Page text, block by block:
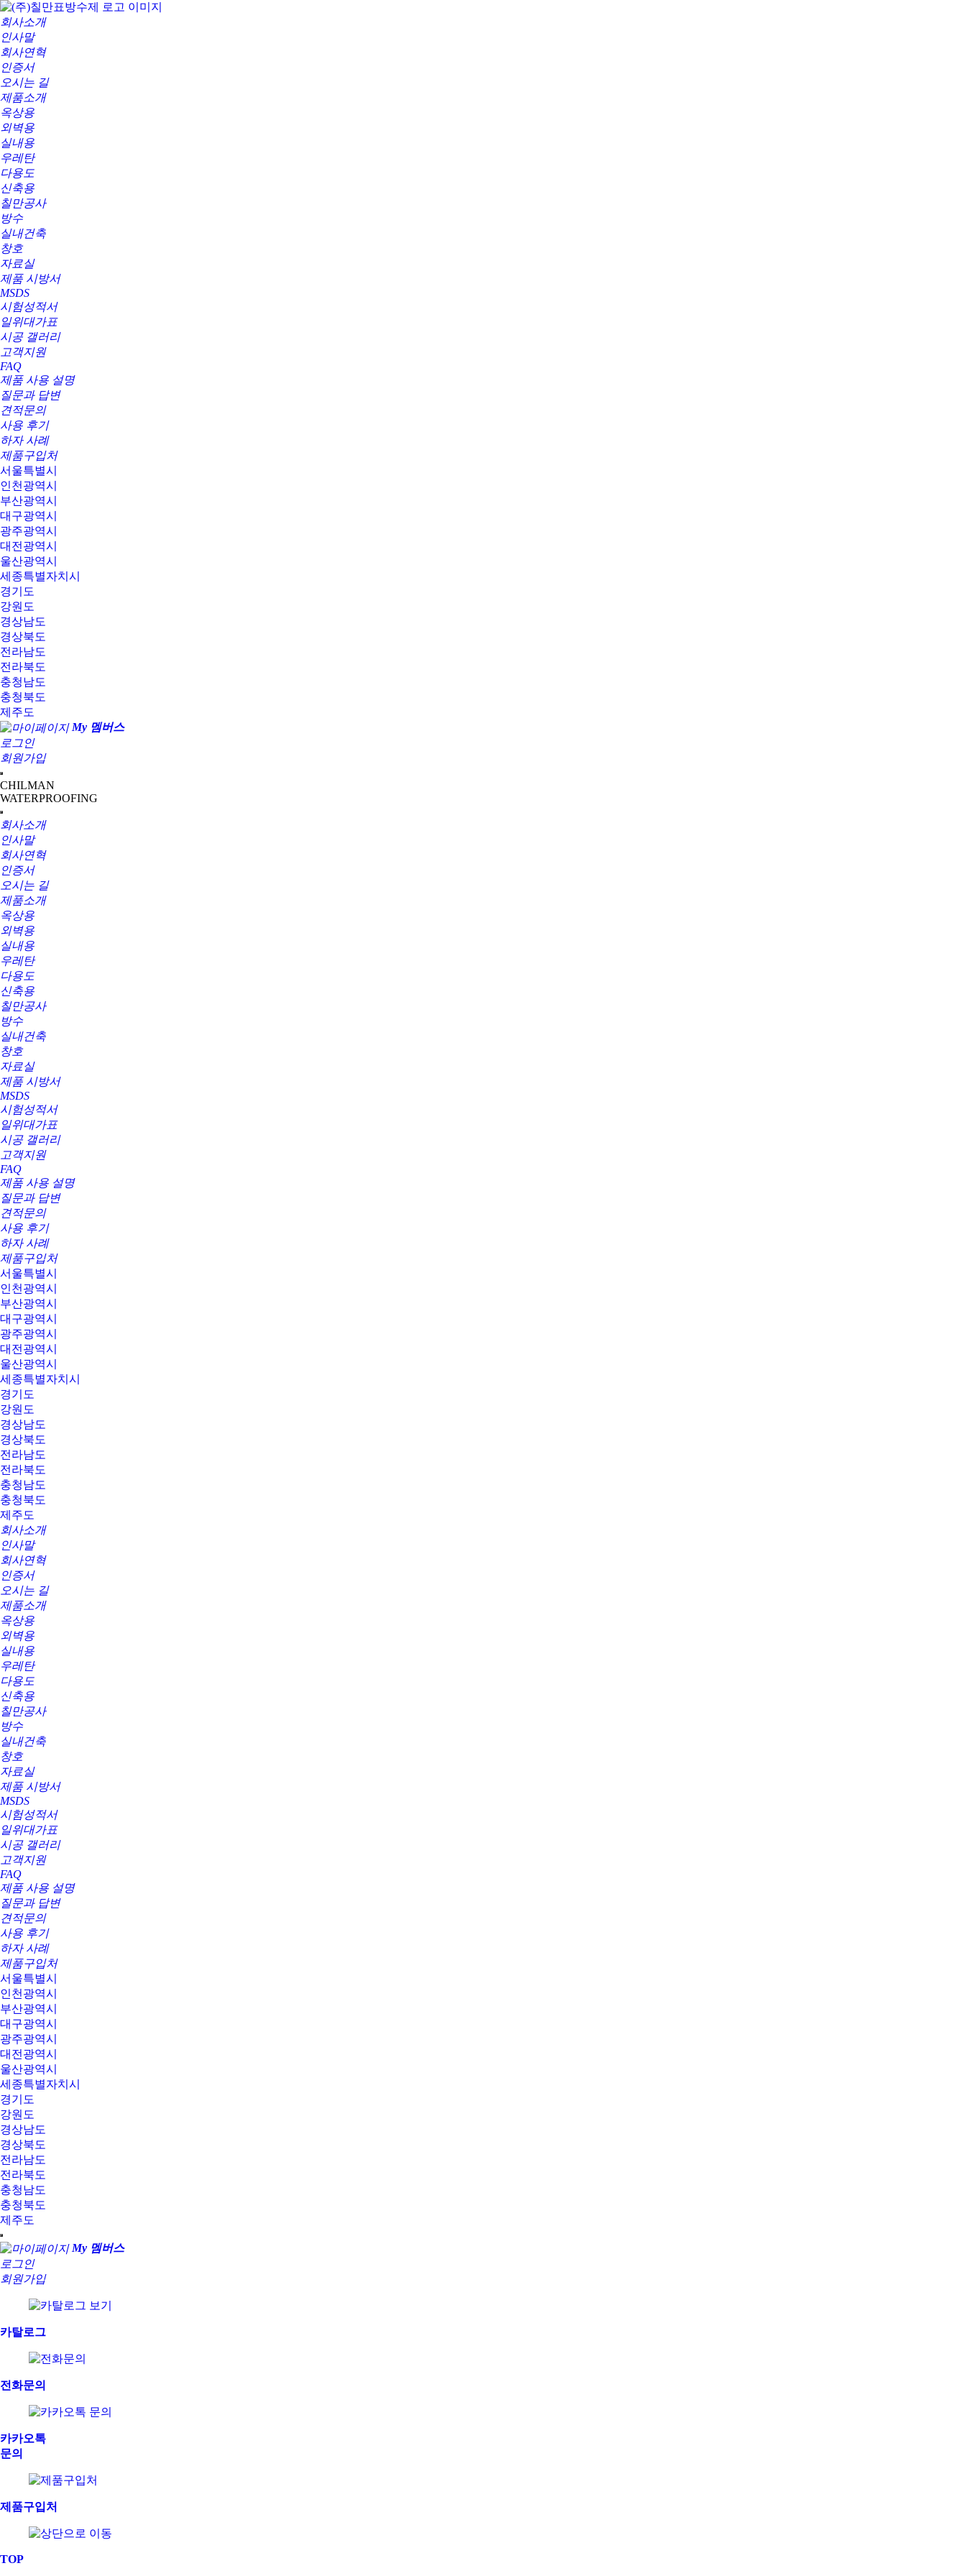
회사소개
인사말
회사연혁
인증서
오시는 길
제품소개
옥상용
외벽용
실내용
우레탄
다용도
신축용
칠만공사
방수
실내건축
창호
자료실
제품 시방서
MSDS
시험성적서
일위대가표
시공 갤러리
고객지원
FAQ
제품 사용 설명
질문과 답변
견적문의
사용 후기
하자 사례
제품구입처
서울특별시
인천광역시
부산광역시
대구광역시
광주광역시
대전광역시
울산광역시
세종특별자치시
경기도
강원도
경상남도
경상북도
전라남도
전라북도
충청남도
충청북도
제주도
My 멤버스
로그인
회원가입
CHILMAN
WATERPROOFING
회사소개
인사말
회사연혁
인증서
오시는 길
제품소개
옥상용
외벽용
실내용
우레탄
다용도
신축용
칠만공사
방수
실내건축
창호
자료실
제품 시방서
MSDS
시험성적서
일위대가표
시공 갤러리
고객지원
FAQ
제품 사용 설명
질문과 답변
견적문의
사용 후기
하자 사례
제품구입처
서울특별시
인천광역시
부산광역시
대구광역시
광주광역시
대전광역시
울산광역시
세종특별자치시
경기도
강원도
경상남도
경상북도
전라남도
전라북도
충청남도
충청북도
제주도
회사소개
인사말
회사연혁
인증서
오시는 길
제품소개
옥상용
외벽용
실내용
우레탄
다용도
신축용
칠만공사
방수
실내건축
창호
자료실
제품 시방서
MSDS
시험성적서
일위대가표
시공 갤러리
고객지원
FAQ
제품 사용 설명
질문과 답변
견적문의
사용 후기
하자 사례
제품구입처
서울특별시
인천광역시
부산광역시
대구광역시
광주광역시
대전광역시
울산광역시
세종특별자치시
경기도
강원도
경상남도
경상북도
전라남도
전라북도
충청남도
충청북도
제주도
My 멤버스
로그인
회원가입
카탈로그
전화문의
카카오톡
문의
제품구입처
TOP